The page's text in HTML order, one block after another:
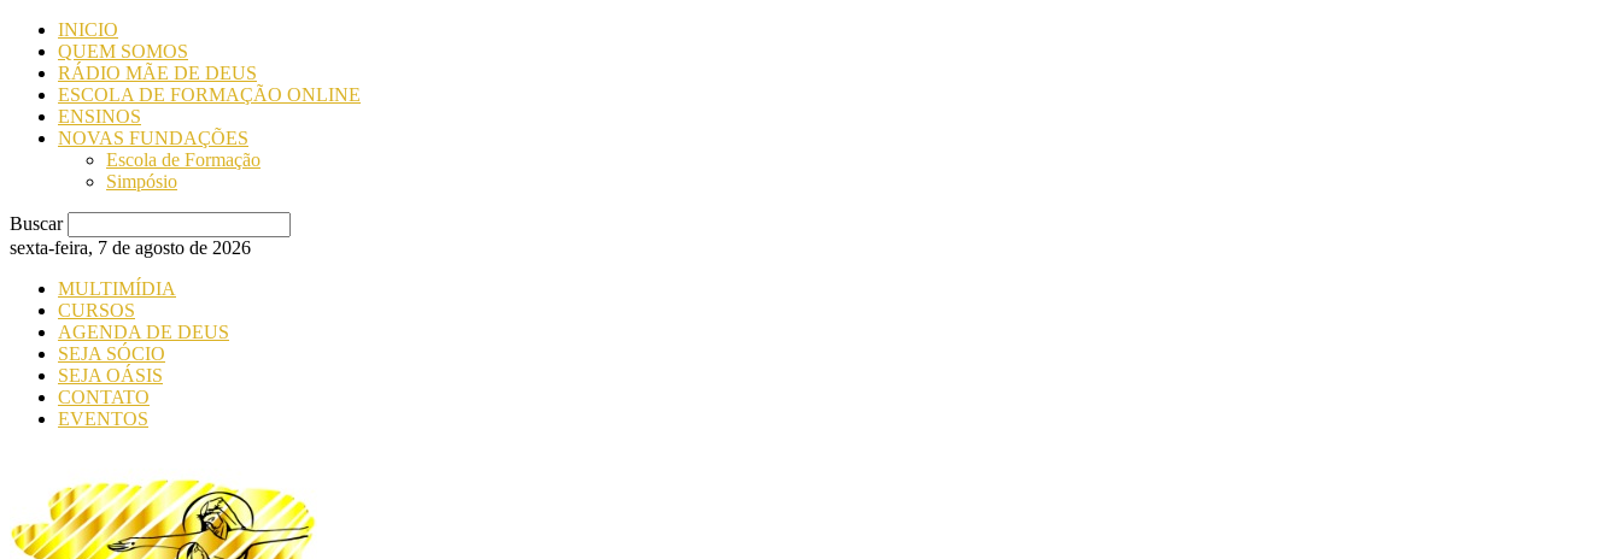
INICIO
QUEM SOMOS
RÁDIO MÃE DE DEUS
ESCOLA DE FORMAÇÃO ONLINE
ENSINOS
NOVAS FUNDAÇÕES
Escola de Formação
Simpósio
Buscar
sexta-feira, 7 de agosto de 2026
MULTIMÍDIA
CURSOS
AGENDA DE DEUS
SEJA SÓCIO
SEJA OÁSIS
CONTATO
EVENTOS